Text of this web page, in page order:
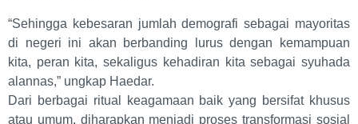
“Sehingga kebesaran jumlah demografi sebagai mayoritas
di negeri ini akan berbanding lurus dengan kemampuan
kita, peran kita, sekaligus kehadiran kita sebagai syuhada
alannas,” ungkap Haedar.
Dari berbagai ritual keagamaan baik yang bersifat khusus
atau umum, diharapkan menjadi proses transformasi sosial